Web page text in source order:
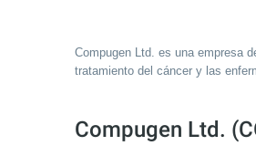
Compugen Ltd. es una empresa
tratamiento del cáncer y las
Compugen Ltd.